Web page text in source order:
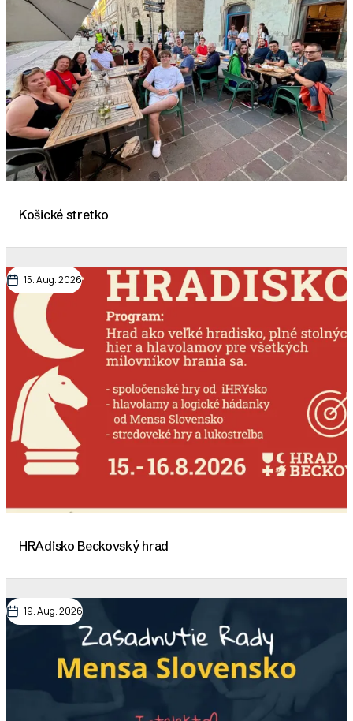
Košické stretko
15. Aug. 2026
HRAdisko Beckovský hrad
19. Aug. 2026